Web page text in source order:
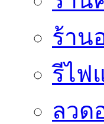
ร้าน
รีไฟ
ลวด